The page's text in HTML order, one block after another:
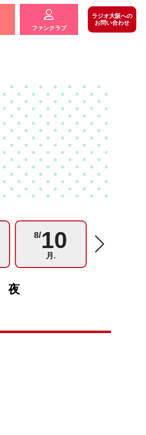
ファンクラブ
ラジオ大阪への
お問い合わせ
8/10
月.
夜